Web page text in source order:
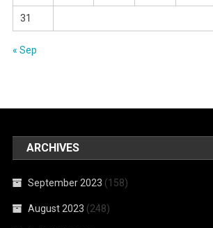
31
« Sep
ARCHIVES
September 2023 (158)
August 2023 (248)